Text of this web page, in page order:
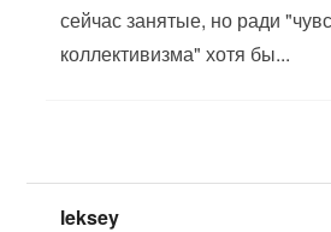
сейчас занятые, но ради
коллективизма" хотя бы...
leksey